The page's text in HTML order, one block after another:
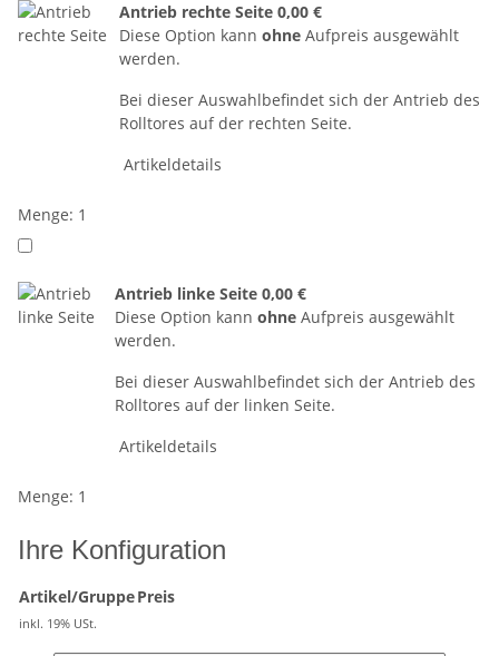
Antrieb rechte Seite 0,00 €
Diese Option kann ohneAufpreis ausgewählt
werden.
Bei dieser Auswahlbefindet sich der Antrieb des
Rolltores auf der rechten Seite.
Artikeldetails
Menge: 1
Antrieb linke Seite 0,00 €
Diese Option kann ohneAufpreis ausgewählt
werden.
Bei dieser Auswahlbefindet sich der Antrieb des
Rolltores auf der linken Seite.
Artikeldetails
Menge: 1
Ihre Konfiguration
Artikel/GruppePreis
inkl. 19% USt.